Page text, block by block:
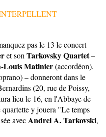
pas le 13 le concert
et son Tarkovsky Quartet–
Louis Matinier(accordéon),
– donneront dans le
(20, rue de Poissy,
lieu le 16, en l'Abbaye de
y jouera "Le temps
avecAndrei A. Tarkovski,